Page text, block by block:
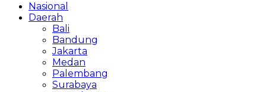
Nasional
Daerah
Bali
Bandung
Jakarta
Medan
Palembang
Surabaya